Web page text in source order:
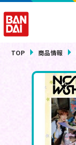
TOP 商品情報